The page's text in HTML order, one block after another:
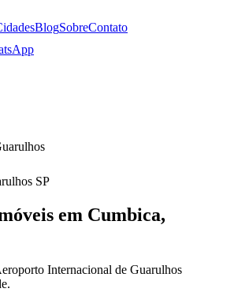
BlogSobreContato
SP
em Cumbica,
Internacional de Guarulhos